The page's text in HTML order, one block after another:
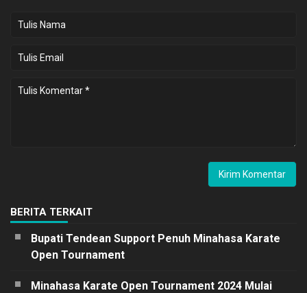
BERITA TERKAIT
Bupati Tendean Support Penuh Minahasa Karate
Open Tournament
Minahasa Karate Open Tournament 2024 Mulai